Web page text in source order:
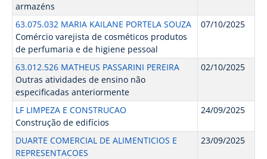
armazéns
63.075.032 MARIA KAILANE PORTELA SOUZA
Comércio varejista de cosméticos produtos
de perfumaria e de higiene pessoal
07/10/2025
63.012.526 MATHEUS PASSARINI PEREIRA
Outras atividades de ensino não
especificadas anteriormente
02/10/2025
LF LIMPEZA E CONSTRUCAO
Construção de edifícios
24/09/2025
DUARTE COMERCIAL DE ALIMENTICIOS E
REPRESENTACOES
23/09/2025